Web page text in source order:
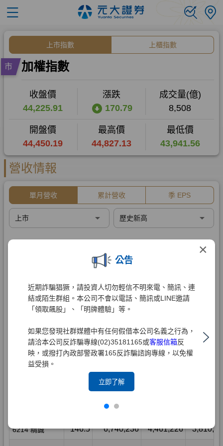
×
公告
近期詐騙猖獗，請投資人切勿輕信不明來電、簡訊、連
結或陌生群組。本公司不會以電話、簡訊或LINE邀請
「領取飆股」、「明牌體驗」等。
如果您發現社群媒體中有任何假借本公司名義之行為，
請洽本公司反詐騙專線(02)35181165或客服信箱反
映，或撥打內政部警政署165反詐騙諮詢專線，以免權
益受損。
立即了解